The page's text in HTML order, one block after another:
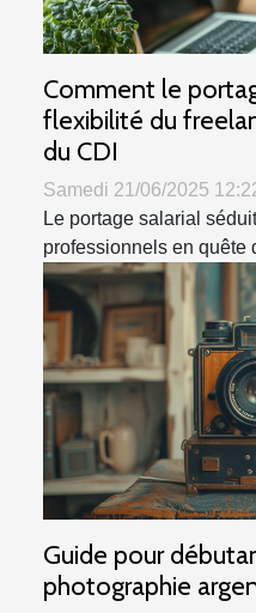
Comment le
flexibilité du
du CDI
Samedi 21/06/2025
Le portage salarial
professionnels en quête
Guide pour
photographie